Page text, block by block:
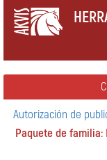
Autorización de
Paquete de